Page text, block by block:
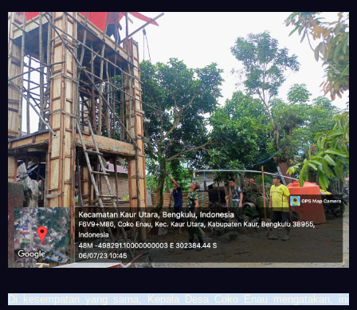
Di kesempatan yang sama, Kepala Desa Coko Enau mengatakan, ini